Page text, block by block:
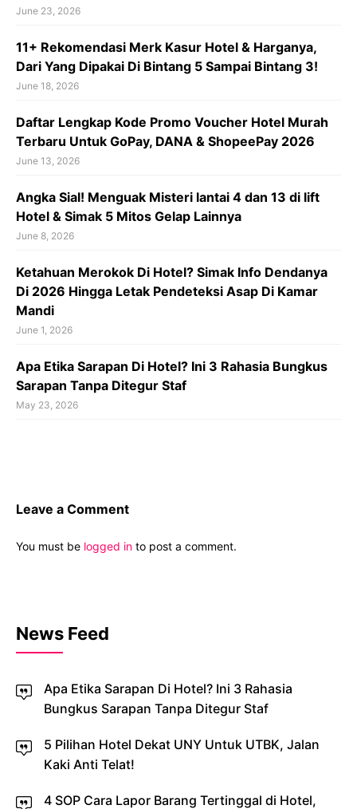
June 23, 2026
11+ Rekomendasi Merk Kasur Hotel & Harganya,
Dari Yang Dipakai Di Bintang 5 Sampai Bintang 3!
June 18, 2026
Daftar Lengkap Kode Promo Voucher Hotel Murah
Terbaru Untuk GoPay, DANA & ShopeePay 2026
June 13, 2026
Angka Sial! Menguak Misteri lantai 4 dan 13 di lift
Hotel & Simak 5 Mitos Gelap Lainnya
June 8, 2026
Ketahuan Merokok Di Hotel? Simak Info Dendanya
Di 2026 Hingga Letak Pendeteksi Asap Di Kamar
Mandi
June 1, 2026
Apa Etika Sarapan Di Hotel? Ini 3 Rahasia Bungkus
Sarapan Tanpa Ditegur Staf
May 23, 2026
Leave a Comment
You must be logged in to post a comment.
News Feed
Apa Etika Sarapan Di Hotel? Ini 3 Rahasia
Bungkus Sarapan Tanpa Ditegur Staf
5 Pilihan Hotel Dekat UNY Untuk UTBK, Jalan
Kaki Anti Telat!
4 SOP Cara Lapor Barang Tertinggal di Hotel,